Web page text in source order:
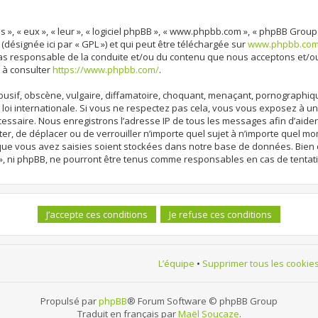
« eux », « leur », « logiciel phpBB », « www.phpbb.com », « phpBB
ici par « GPL ») et qui peut être téléchargée sur
responsable de la conduite et/ou du contenu que nous acceptons et/
à consulterhttps://www.phpbb.com/.
obscène, vulgaire, diffamatoire, choquant, menaçant,
internationale. Si vous ne respectez pas cela, vous vous exposez à
Nous enregistrons l’adresse IP de tous les messages afin
de déplacer ou de verrouiller n’importe quel sujet à n’importe quel
vous avez saisies soient stockées dans notre base de données.
ni phpBB, ne pourront être tenus comme responsables en cas de
L’équipe • Supprimer tous les
Propulsé parphpBB® Forum Software © phpBB Group
Traduit en français parMaël Soucaze.